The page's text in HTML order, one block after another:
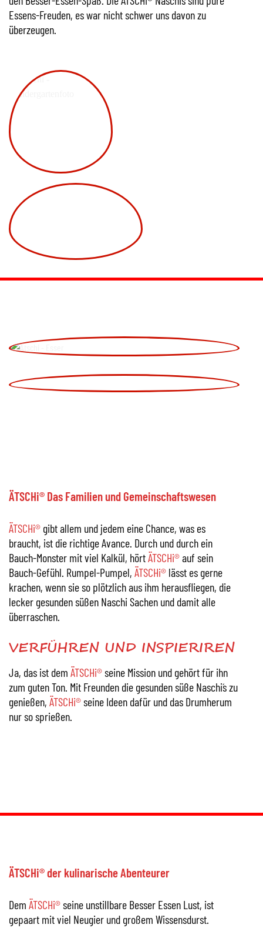
Essens-Freuden, es war nicht schwer uns davon zu
überzeugen.
ÄTSCHi® Das Familien und Gemeinschaftswesen
ÄTSCHi® gibt allem und jedem eine Chance, was es
braucht, ist die richtige Avance. Durch und durch ein
Bauch-Monster mit viel Kalkül, hörtÄTSCHi®auf sein
Bauch-Gefühl. Rumpel-Pumpel, ÄTSCHi® lässt es gerne
krachen, wenn sie so plötzlich aus ihm herausfliegen, die
lecker gesunden süßen Naschi Sachen und damit alle
überraschen.
VERFÜHREN UND INSPIERIREN
Ja, das ist dem ÄTSCHi®seine Mission und gehört für ihn
zum guten Ton. Mit Freunden die gesunden süße Naschi´s zu
genießen, ÄTSCHi®seine Ideen dafür und das Drumherum
nur so sprießen.
ÄTSCHi® der kulinarische Abenteurer
Dem ÄTSCHi®seine unstillbare Besser Essen Lust, ist
gepaart mit viel Neugier und großem Wissensdurst.